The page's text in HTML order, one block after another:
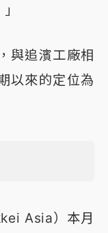
與追濱工廠相
以來的定位為
Asia）本月